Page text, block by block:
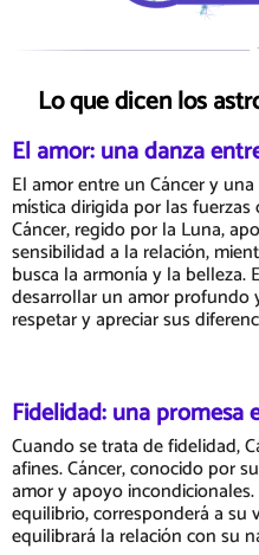
Lo que dicen los
El amor: una danza
El amor entre un Cáncer y
mística dirigida por las
Cáncer, regido por la Luna,
sensibilidad a la relación,
busca la armonía y la belleza.
desarrollar un amor profundo
respetar y apreciar sus
Fidelidad: una promesa
Cuando se trata de fidelidad,
afines. Cáncer, conocido por
amor y apoyo
equilibrio, corresponderá a su
equilibrará la relación con su